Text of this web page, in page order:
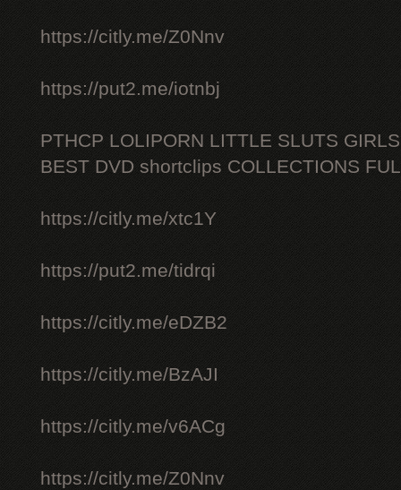
https://citly.me/Z0Nnv
https://put2.me/iotnbj
PTHCP LOLIPORN LITTLE SLUTS
BEST DVD shortclips COLLECTIONS
https://citly.me/xtc1Y
https://put2.me/tidrqi
https://citly.me/eDZB2
https://citly.me/BzAJI
https://citly.me/v6ACg
https://citly.me/Z0Nnv